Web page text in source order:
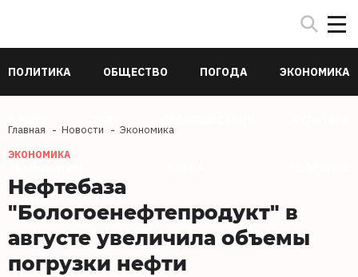
ПОЛИТИКА ОБЩЕСТВО ПОГОДА ЭКОНОМИКА
Главная Новости Экономика
ЭКОНОМИКА
Нефтебаза
"Бологоенефтепродукт" в
августе увеличила объемы
погрузки нефти